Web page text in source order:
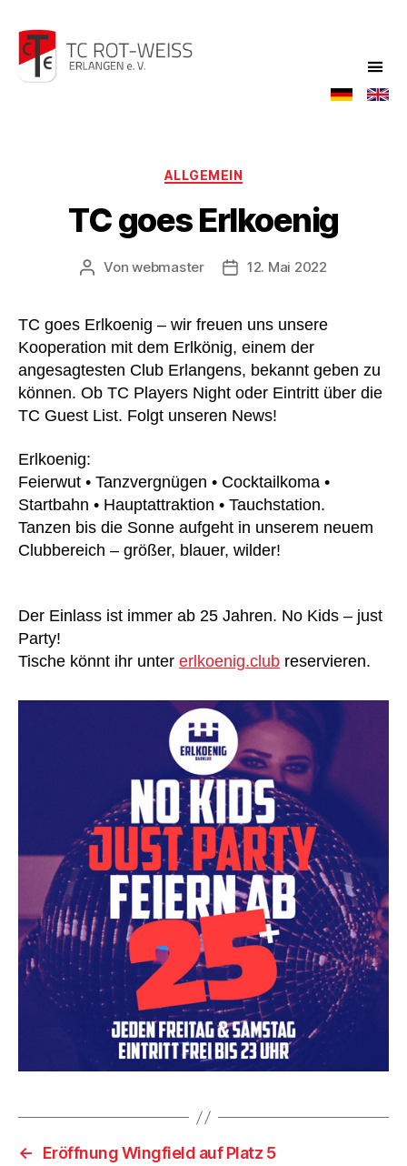
Kategorien
ALLGEMEIN
TC goes Erlkoenig
Beitragsautor
Vonwebmaster Veröffentlichungsdatum
12. Mai 2022
TC goes Erlkoenig – wir freuen uns unsere
Kooperation mit dem Erlkönig, einem der
angesagtesten Club Erlangens, bekannt geben zu
können. Ob TC Players Night oder Eintritt über die
TC Guest List. Folgt unseren News!
Erlkoenig:
Feierwut • Tanzvergnügen • Cocktailkoma •
Startbahn • Hauptattraktion • Tauchstation.
Tanzen bis die Sonne aufgeht in unserem neuem
Clubbereich – größer, blauer, wilder!
Der Einlass ist immer ab 25 Jahren. No Kids – just
Party!
Tische könnt ihr unter erlkoenig.club reservieren.
←
Eröffnung Wingfield auf Platz 5